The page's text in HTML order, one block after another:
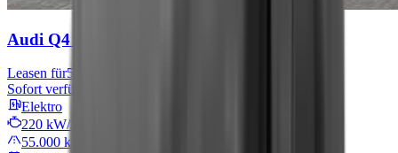
Audi Q4 e-tron
Leasen für576 € mtl.
Sofort verfügbar
Elektro
220 kW/299 PS
55.000 km